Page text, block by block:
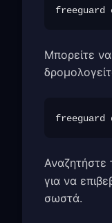
Μπορείτε
Αναζητήστε
για να
σωστά.